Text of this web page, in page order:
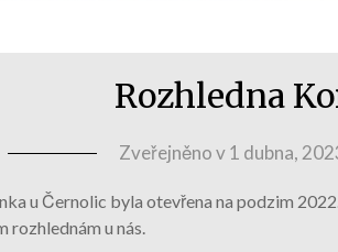
Rozhledna
Zveřejněno v1 dubna,
u Černolic byla otevřena na podzim
rozhlednám u nás.